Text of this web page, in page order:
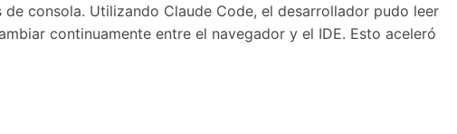
consola. Utilizando Claude Code, el desarrollador pudo leer
continuamente entre el navegador y el IDE. Esto aceleró